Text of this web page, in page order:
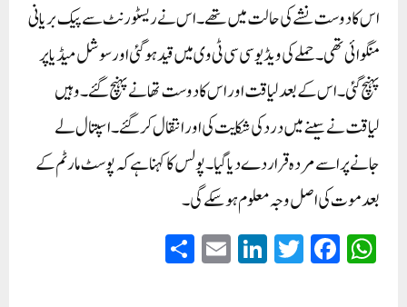
اس کا دوست نشے کی حالت میں تھے۔ اس نے ریسٹورنٹ سے پیک بریانی
منگوائی تھی۔ حملے کی ویڈیو سی سی ٹی وی میں قید ہوگئی اور سوشل میڈیا پر
پہنچ گئی۔ اس کے بعد لیاقت اور اس کا دوست تھانے پہنچ گئے۔ وہیں
لیاقت نے سینے میں درد کی شکایت کی اور انتقال کر گئے۔ اسپتال لے
جانے پر اسے مردہ قرار دے دیا گیا۔ پولس کا کہنا ہے کہ پوسٹ مارٹم کے
بعد موت کی اصل وجہ معلوم ہوسکے گی۔
W
Fa
T
Li
E